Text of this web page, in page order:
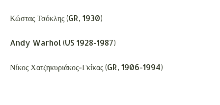
Κώστας Τσόκλης (GR, 1930)
Andy Warhol (US 1928-1987)
Νίκος Χατζηκυριάκος-Γκίκας (GR, 1906-1994)